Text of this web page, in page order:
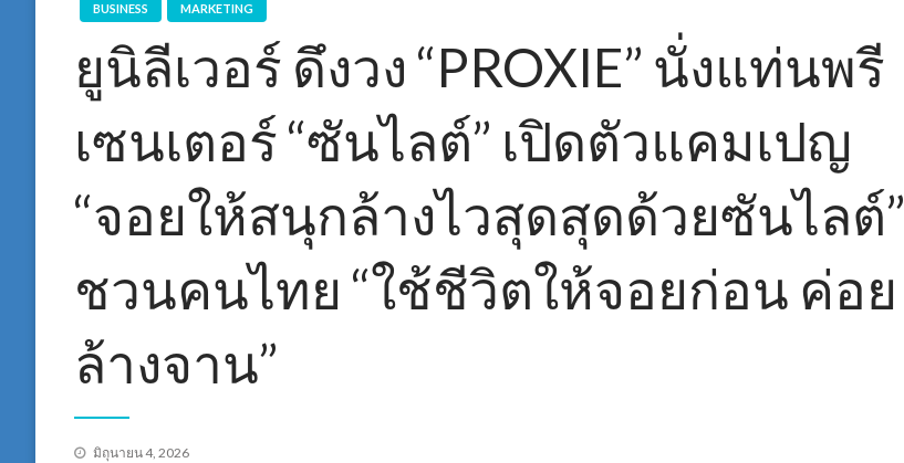
BUSINESS MARKETING
ยูนิลีเวอร์ ดึงวง “PROXIE” นั่งแท่นพรี
เซนเตอร์ “ซันไลต์” เปิดตัวแคมเปญ
“จอยให้สนุกล้างไวสุดสุดด้วยซันไลต์”
ชวนคนไทย “ใช้ชีวิตให้จอยก่อน ค่อย
ล้างจาน”
Posted
มิถุนายน 4, 2026